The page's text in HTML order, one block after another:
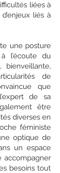
liées à
liés à
une posture
l’écoute du
bienveillante,
de
que
de sa
être
diverses en
féministe
optique de
un espace
accompagner
besoins tout